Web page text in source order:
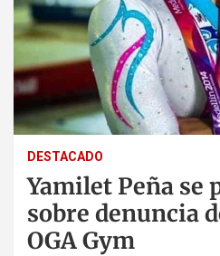
DESTACADO
Yamilet Peña se
sobre denuncia
OGA Gym